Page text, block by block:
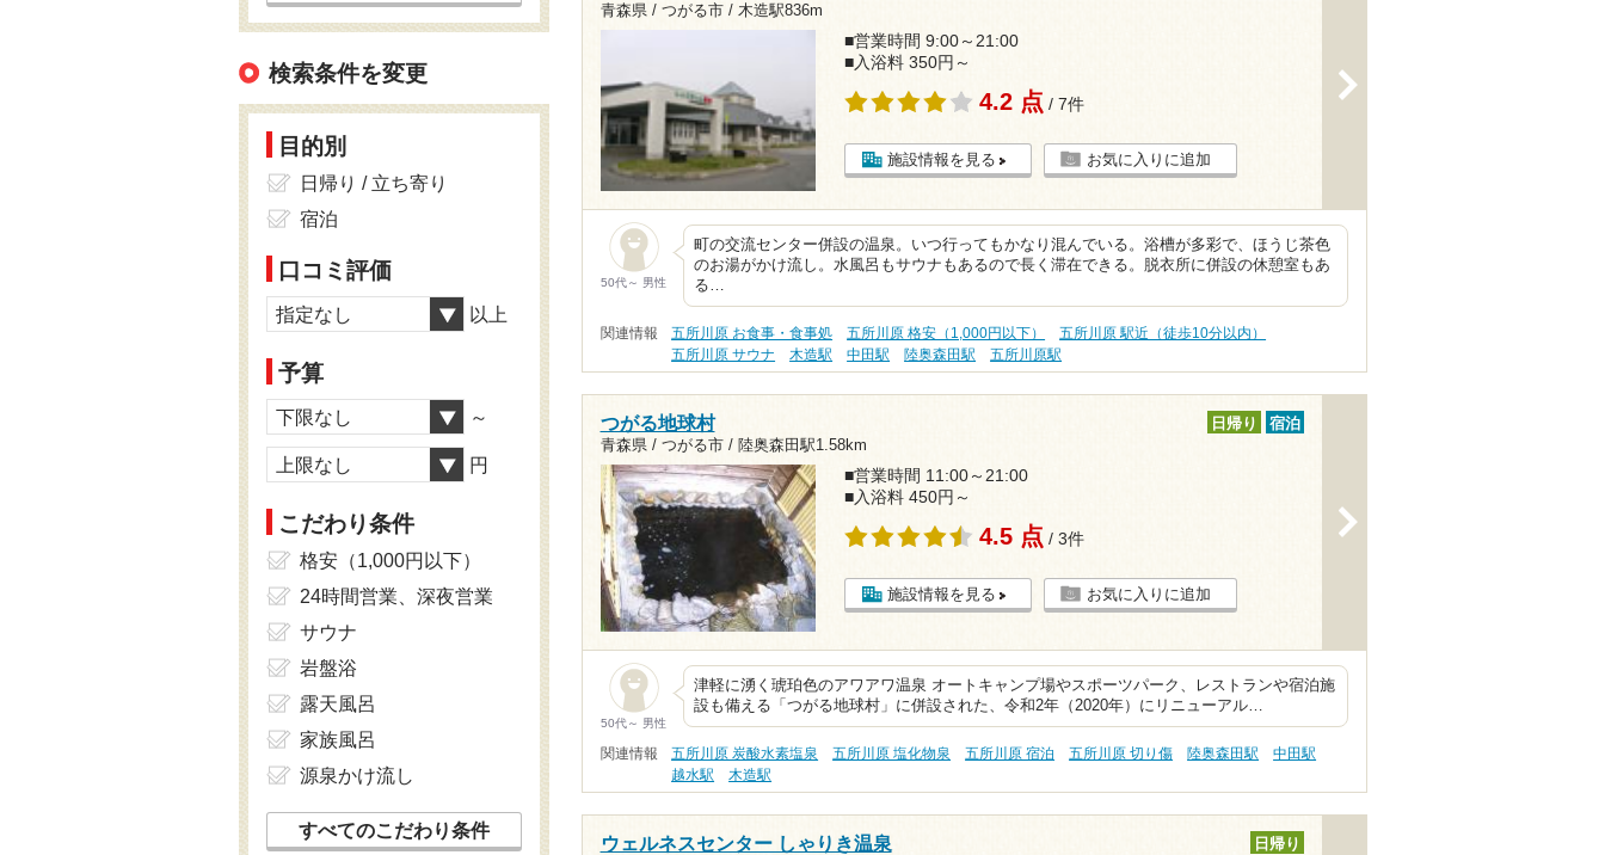
青森県 / つがる市 / 木造駅836m
■営業時間 9:00～21:00
■入浴料 350円～
4.2 点 / 7件
施設情報を見る お気に入りに追加
50代～ 男性
町の交流センター併設の温泉。いつ行ってもかなり混んでいる。浴槽が多彩で、ほうじ茶色
のお湯がかけ流し。水風呂もサウナもあるので長く滞在できる。脱衣所に併設の休憩室もあ
る…
関連情報 五所川原 お食事・食事処 五所川原 格安（1,000円以下）
五所川原 駅近（徒歩10分以内）
五所川原 サウナ
木造駅 中田駅 陸奥森田駅 五所川原駅
つがる地球村
青森県 / つがる市 / 陸奥森田駅1.58km
日帰り 宿泊
■営業時間 11:00～21:00
■入浴料 450円～
4.5 点 / 3件
施設情報を見る お気に入りに追加
50代～ 男性
津軽に湧く琥珀色のアワアワ温泉 オートキャンプ場やスポーツパーク、レストランや宿泊施
設も備える「つがる地球村」に併設された、令和2年（2020年）にリニューアル…
関連情報 五所川原 炭酸水素塩泉 五所川原 塩化物泉 五所川原 宿泊 五所川原 切り傷 陸奥森田駅
中田駅
越水駅
木造駅
ウェルネスセンター しゃりき温泉 日帰り
検索条件を変更
目的別
日帰り / 立ち寄り
宿泊
口コミ評価
指定なし 以上
予算
下限なし ～
上限なし 円
こだわり条件
格安（1,000円以下）
24時間営業、深夜営業
サウナ
岩盤浴
露天風呂
家族風呂
源泉かけ流し
すべてのこだわり条件